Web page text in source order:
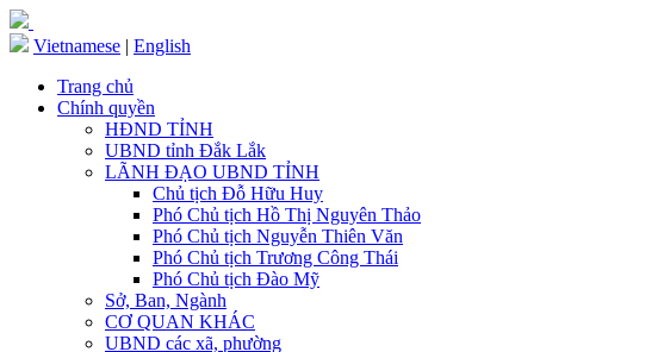
Vietnamese | English
Trang chủ
Chính quyền
HĐND TỈNH
UBND tỉnh Đắk Lắk
LÃNH ĐẠO UBND TỈNH
Chủ tịch Đỗ Hữu Huy
Phó Chủ tịch Hồ Thị Nguyên Thảo
Phó Chủ tịch Nguyễn Thiên Văn
Phó Chủ tịch Trương Công Thái
Phó Chủ tịch Đào Mỹ
Sở, Ban, Ngành
CƠ QUAN KHÁC
UBND các xã, phường